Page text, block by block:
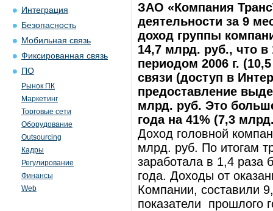
Интеграция
Безопасность
Мобильная связь
Фиксированная связь
ПО
Рынок ПК
Маркетинг
Торговые сети
Оборудование
Outsourcing
Кадры
Регулирование
Финансы
Web
ЗАО «Компания
деятельности за 9
доход группы
14,7 млрд. руб., что
периодом 2006 г.
связи (доступ в
предоставление
млрд. руб. Это
года на 41% (7,3
Доход головной
млрд. руб. По итогам
заработала в 1,4 раза
года. Доходы от
Компании, составили
показатели прошлого